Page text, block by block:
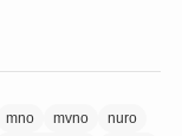
mno mvno
nuro